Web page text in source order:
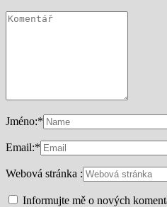
Jméno:*
Email:*
Webová stránka :
Informujte mě o nových